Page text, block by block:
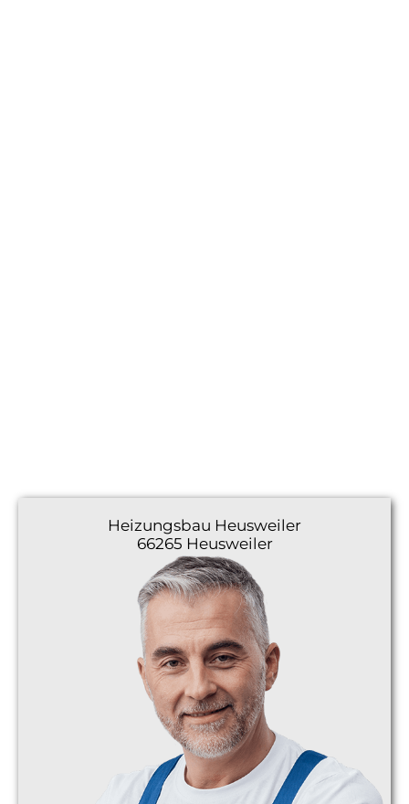
Heizungsbau Heusweiler
66265 Heusweiler